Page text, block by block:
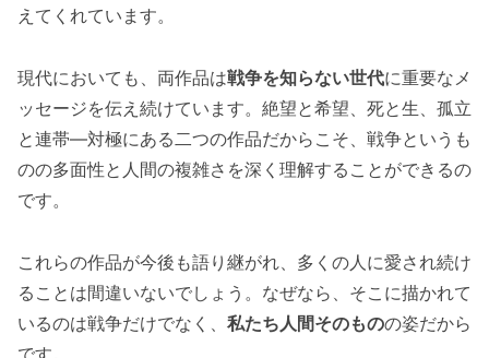
えてくれています。
現代においても、両作品は戦争を知らない世代に重要なメ
ッセージを伝え続けています。絶望と希望、死と生、孤立
と連帯—対極にある二つの作品だからこそ、戦争というも
のの多面性と人間の複雑さを深く理解することができるの
です。
これらの作品が今後も語り継がれ、多くの人に愛され続け
ることは間違いないでしょう。なぜなら、そこに描かれて
いるのは戦争だけでなく、 私たち人間そのものの姿だから
です。